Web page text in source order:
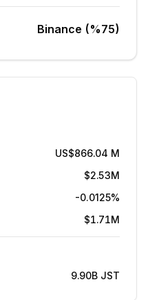
Binance (%75)
US$866.04 M
$2.53M
-0.0125%
$1.71M
9.90B JST